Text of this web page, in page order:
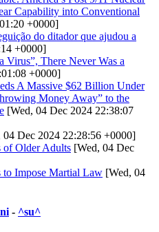
Capability into Conventional
+0000]
do ditador que ajudou a
+0000]
Virus”, There Never Was a
+0000]
A Massive $62 Billion Under
Money Away” to the
[Wed, 04 Dec 2024 22:38:07
04 Dec 2024 22:28:56 +0000]
of Older Adults [Wed, 04 Dec
to Impose Martial Law [Wed, 04
- ^su^